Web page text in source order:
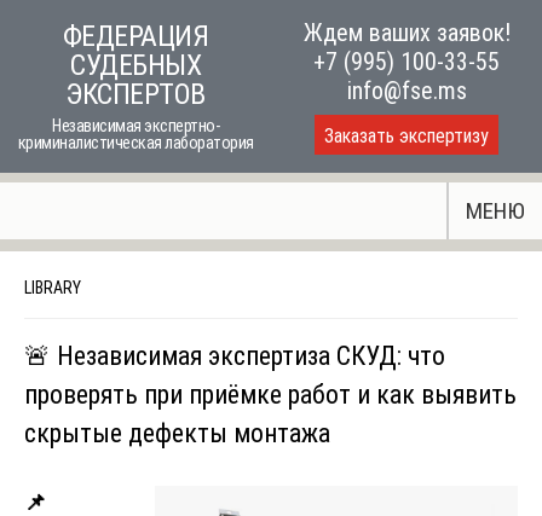
ФЕДЕРАЦИЯ
СУДЕБНЫХ
ЭКСПЕРТОВ
Независимая экспертно-
криминалистическая лаборатория
Ждем ваших заявок!
+7 (995) 100-33-55
info@fse.ms
Заказать экспертизу
МЕНЮ
LIBRARY
🚨 Независимая экспертиза СКУД: что
проверять при приёмке работ и как выявить
скрытые дефекты монтажа
📌